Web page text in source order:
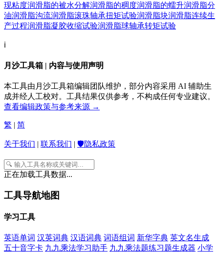
现粘度润滑脂的被水分解润滑脂的稠度润滑脂的蠕升润滑脂分
油润滑脂沟流润滑脂滚珠轴承扭矩试验润滑脂块润滑脂连续生
产过程润滑脂凝胶收缩试验润滑脂球轴承转矩试验
ℹ️
月沙工具箱 | 内容与使用声明
本工具由月沙工具箱编辑团队维护，部分内容采用 AI 辅助生
成并经人工校对。工具结果仅供参考，不构成任何专业建议。
查看编辑政策与参考来源 →
繁 | 简
关于我们 | 联系我们 | 🛡️隐私政策
正在加载工具数据...
工具导航地图
学习工具
英语单词 汉英词典 汉语词典 词语组词 新华字典 英文名生成
五十音字卡 九九乘法学习助手 九九乘法题练习题生成器 小学